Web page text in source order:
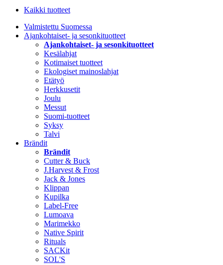
Kaikki tuotteet
Valmistettu Suomessa
Ajankohtaiset- ja sesonkituotteet
Ajankohtaiset- ja sesonkituotteet
Kesälahjat
Kotimaiset tuotteet
Ekologiset mainoslahjat
Etätyö
Herkkusetit
Joulu
Messut
Suomi-tuotteet
Syksy
Talvi
Brändit
Brändit
Cutter & Buck
J.Harvest & Frost
Jack & Jones
Klippan
Kupilka
Label-Free
Lumoava
Marimekko
Native Spirit
Rituals
SACKit
SOL'S